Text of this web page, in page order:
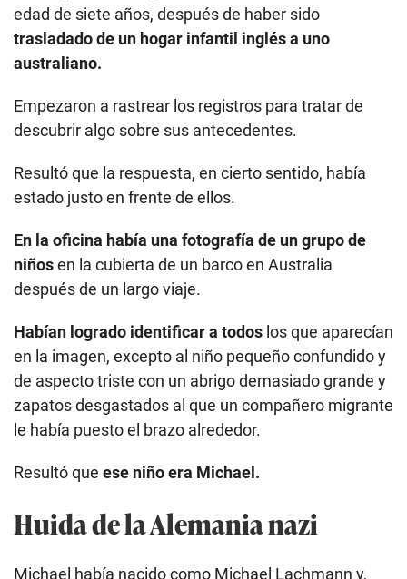
edad de siete años, después de haber sido
trasladado de un hogar infantil inglés a uno
australiano.
Empezaron a rastrear los registros para tratar de
descubrir algo sobre sus antecedentes.
Resultó que la respuesta, en cierto sentido, había
estado justo en frente de ellos.
En la oficina había una fotografía de un grupo de
niñosen la cubierta de un barco en Australia
después de un largo viaje.
Habían logrado identificar a todos los que aparecían
en la imagen, excepto al niño pequeño confundido y
de aspecto triste con un abrigo demasiado grande y
zapatos desgastados al que un compañero migrante
le había puesto el brazo alrededor.
Resultó que ese niño era Michael.
Huida de la Alemania nazi
Michael había nacido como Michael Lachmann y,